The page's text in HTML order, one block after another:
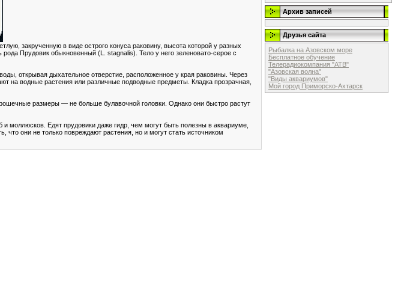
закрученную в виде острого конуса раковину, высота которой у разных
Прудовик обыкновенный (L. stagnalis). Тело у него зеленовато-серое с
открывая дыхательное отверстие, расположенное у края раковины. Через
на водные растения или различные подводные предметы. Кладка прозрачная,
размеры — не больше булавочной головки. Однако они быстро растут
моллюсков. Едят прудовики даже гидр, чем могут быть полезны в аквариуме,
они не только повреждают растения, но и могут стать источником
Архив записей
Друзья сайта
Рыбалка на Азовском море
Бесплатное обучение
Телерадиокомпания "АТВ"
"Азовская волна"
"Виды аквариумов"
Мой город Приморско-Ахтарск